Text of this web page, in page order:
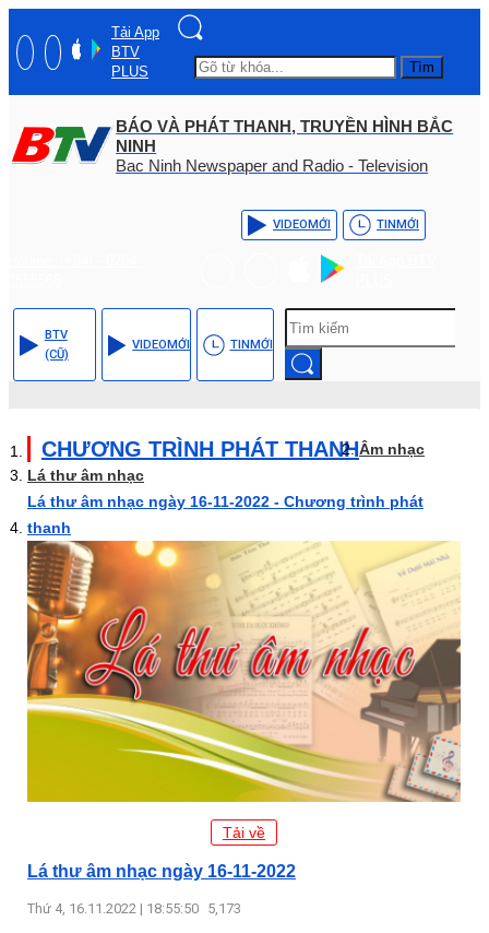
Tải App
BTV
PLUS
Tìm
BÁO VÀ PHÁT THANH, TRUYỀN HÌNH BẮC
NINH
Bac Ninh Newspaper and Radio - Television
VIDEOMỚI TINMỚI
BTV
(CŨ)
VIDEOMỚI TINMỚI
CHƯƠNG TRÌNH PHÁT THANHÂm nhạc
Lá thư âm nhạc
Lá thư âm nhạc ngày 16-11-2022 - Chương trình phát
thanh
Tải về
Lá thư âm nhạc ngày 16-11-2022
Thứ 4, 16.11.2022 | 18:55:50 5,173